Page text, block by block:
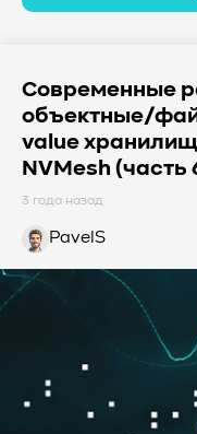
Современные
объектные/
value
NVMesh (часть
3 года назад
PavelS